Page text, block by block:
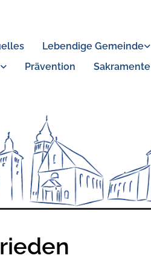
Lebendige Gemeinde
Prävention Sakramente